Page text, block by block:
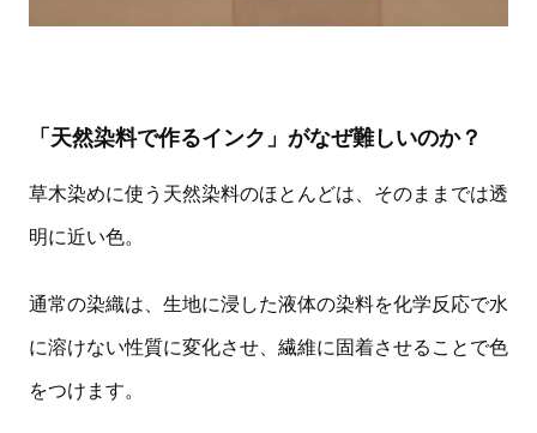
「天然染料で作るインク」がなぜ難しいのか？
草木染めに使う天然染料のほとんどは、そのままでは透
明に近い色。
通常の染織は、生地に浸した液体の染料を化学反応で水
に溶けない性質に変化させ、繊維に固着させることで色
をつけます。